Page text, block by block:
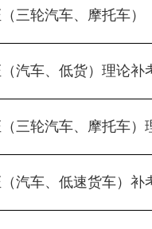
三轮汽车、摩托车）
汽车、低货）理论补
三轮汽车、摩托车）
汽车、低速货车）补